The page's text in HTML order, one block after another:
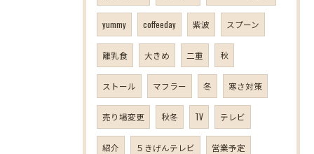
yummy coffeeday 紫波 スプーン
離乳食 大きめ 二重 秋
ストール マフラー 冬 寒さ対策
売り場変更 秋冬 TV テレビ
紹介 ５きげんテレビ 営業予定